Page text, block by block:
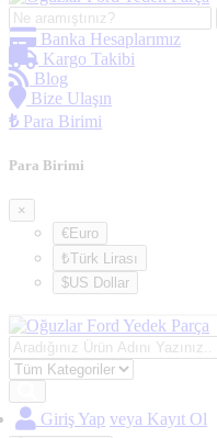
Banka Hesaplarımız
Kargo Takibi
Blog
Bize Ulaşın
₺ Para Birimi
Para Birimi
×
€Euro
₺Türk Lirası
$US Dollar
Giriş Yap veya Kayıt Ol